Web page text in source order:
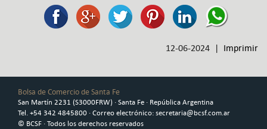
12-06-2024 | Imprimir
Bolsa de Comercio de Santa Fe
San Martín 2231 (S3000FRW) · Santa Fe · República Argentina
Tel. +54 342 4845800 · Correo electrónico: secretaria@bcsf.com.ar
© BCSF · Todos los derechos reservados